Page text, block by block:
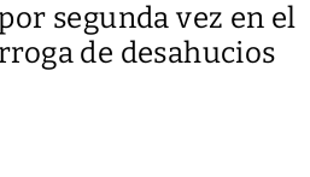
segunda vez en el
de desahucios